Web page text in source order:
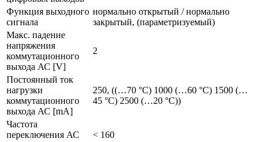
Функция выходного
сигнала
нормально открытый / нормально
закрытый, (параметризуемый)
Макс. падение
напряжения
коммутационного
выхода АС [V]
2
Постоянный ток
нагрузки
коммутационного
выхода АС [mA]
250, ((…70 °C) 1000 (…60 °C) 1500 (…
45 °C) 2500 (…20 °C))
Частота
переключения АС
< 160